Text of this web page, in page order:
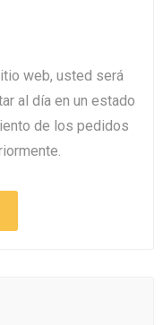
web, usted será
al día en un estado
de los pedidos